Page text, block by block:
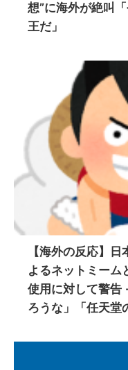
想”に海外が絶叫
王だ」
【海外の反応】
よるネットミーム
使用に対して警告
ろうな」「任天堂